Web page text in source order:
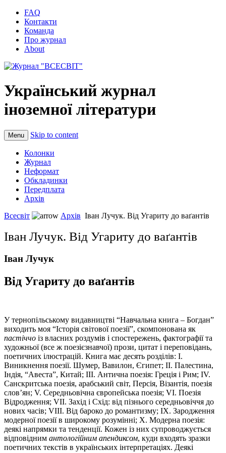
FAQ
Контакти
Команда
Про журнал
About
Український журнал
іноземної літератури
Menu Skip to content
Колонки
Журнал
Неформат
Обкладинки
Передплата
Архів
Всесвіт
Архів Іван Лучук. Від Угариту до ваґантів
Іван Лучук. Від Угариту до ваґантів
Іван Лучук
Від Угариту до ваґантів
У тернопільському видавництві “Навчальна книга – Богдан”
виходить моя “Історія світової поезії”, скомпонована як
пастіччо із власних роздумів і спостережень, фактографії та
художньої (все ж поезієзнавчої) прози, цитат і переповідань,
поетичних ілюстрацій. Книга має десять розділів: І.
Виникнення поезії. Шумер, Вавилон, Єгипет; ІІ. Палестина,
Індія, “Авеста”, Китай; ІІІ. Антична поезія: Греція і Рим; IV.
Санскритська поезія, арабський світ, Персія, Візантія, поезія
слов’ян; V. Середньовічна європейська поезія; VI. Поезія
Відродження; VII. Захід і Схід: від пізнього середньовіччя до
нових часів; VIII. Від бароко до романтизму; IX. Зародження
модерної поезії в широкому розумінні; X. Модерна поезія:
деякі напрямки та тенденції. Кожен із них супроводжується
відповідним антологійним апендиксом, куди входять зразки
поетичних текстів в українських інтерпретаціях. Деякі